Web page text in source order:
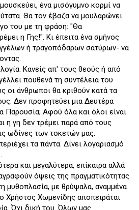
ένα μισόγυμνο κορμί να
Θα τον έβαζα να μουλαρώνει
του με τη φράση: "Θα
η Γης!". Κι έπειτα ένα σμήνος
ή τραγοπόδαρων σατύρων- να
Κανείς απ' τους θεούς ή από
πουθενά τη συντέλεια του
οι άνθρωποι θα κριθούν κατά τα
Δεν προφητεύει μια Δευτέρα
Παρουσία; Αφού όλα και όλοι είναι
η γη δεν τρέμει παρά από τους
ωδίνες των τοκετών μας.
τα πάντα. Δίνει λογαριασμό
και μεγαλύτερα, επίκαιρα αλλά
όψεις της πραγματικότητας
μυθοπλασία, με θρύψαλα, αναμμένα
Χρήστος Χωμενίδης αποπειράται
Όχι δική του. Όλων μας.